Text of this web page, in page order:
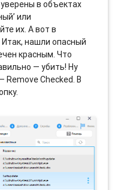
в объектах
или
их. А вот в
нашли опасный
красным. Что
— убить! Ну
Remove Checked. В